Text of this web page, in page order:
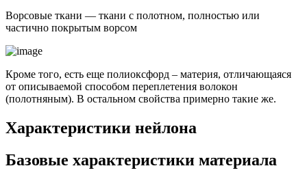
Ворсовые ткани — ткани с полотном, полностью или
частично покрытым ворсом
Кроме того, есть еще полиоксфорд – материя, отличающаяся
от описываемой способом переплетения волокон
(полотняным). В остальном свойства примерно такие же.
Характеристики нейлона
Базовые характеристики материала